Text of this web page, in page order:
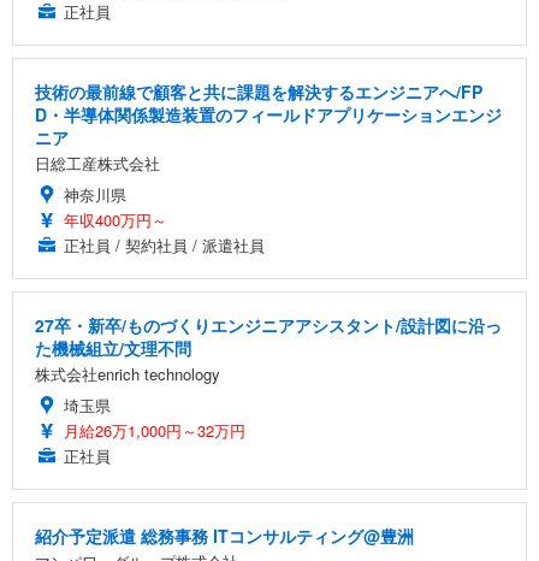
正社員
技術の最前線で顧客と共に課題を解決するエンジニアへ/FP
D・半導体関係製造装置のフィールドアプリケーションエンジ
ニア
日総工産株式会社
神奈川県
年収400万円～
正社員 / 契約社員 / 派遣社員
27卒・新卒/ものづくりエンジニアアシスタント/設計図に沿っ
た機械組立/文理不問
株式会社enrich technology
埼玉県
月給26万1,000円～32万円
正社員
紹介予定派遣 総務事務 ITコンサルティング@豊洲